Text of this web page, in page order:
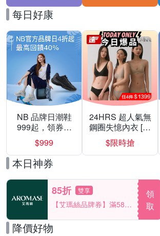
每日好康
NB 品牌日潮鞋
999起，領券折
上折 最高回饋
40%
$999
24HRS 超人氣無
鋼圈失憶內衣 [熱
銷好評]
$限時搶
本日神券
85折 雙享
【艾瑪絲品牌券】滿580
領
取
降價好物